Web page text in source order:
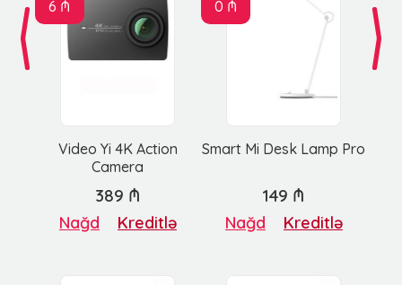
6 ₼
Video Yi 4K Action
Camera
0 ₼
Smart Mi Desk Lamp Pro
389 ₼
Nağd Kreditlə
149 ₼
Nağd Kreditlə